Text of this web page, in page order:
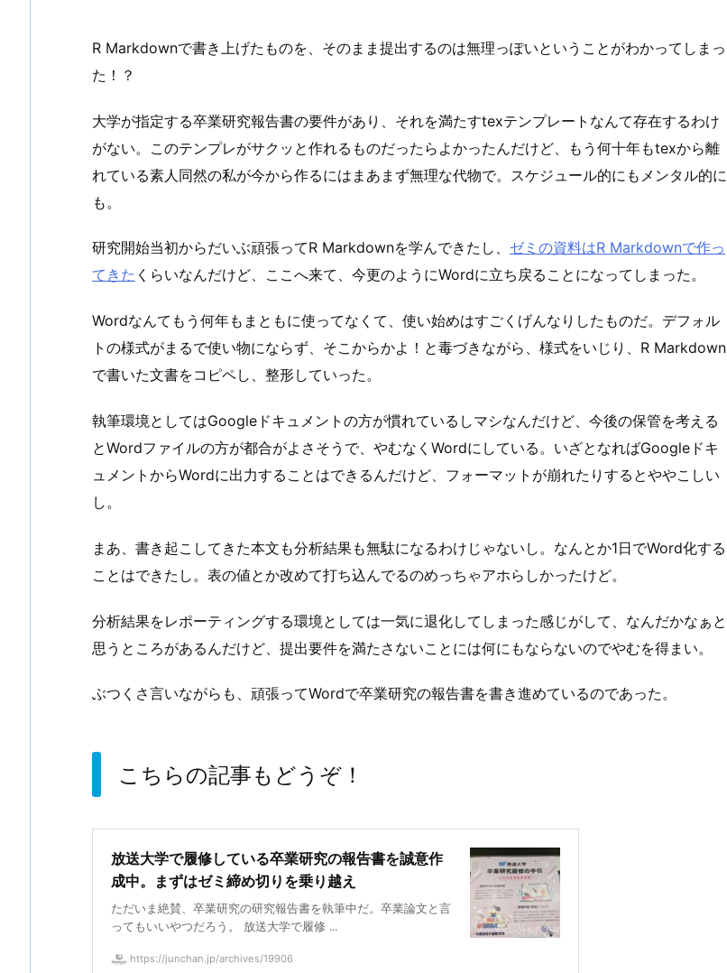
R Markdownで書き上げたものを、そのまま提出するのは無理っぽいということがわかってしまっ
た！？
大学が指定する卒業研究報告書の要件があり、それを満たすtexテンプレートなんて存在するわけ
がない。このテンプレがサクッと作れるものだったらよかったんだけど、もう何十年もtexから離
れている素人同然の私が今から作るにはまあまず無理な代物で。スケジュール的にもメンタル的に
も。
研究開始当初からだいぶ頑張ってR Markdownを学んできたし、 ゼミの資料はR Markdownで作っ
てきた くらいなんだけど、ここへ来て、今更のようにWordに立ち戻ることになってしまった。
Wordなんてもう何年もまともに使ってなくて、使い始めはすごくげんなりしたものだ。デフォル
トの様式がまるで使い物にならず、そこからかよ！と毒づきながら、様式をいじり、R Markdown
で書いた文書をコピペし、整形していった。
執筆環境としてはGoogleドキュメントの方が慣れているしマシなんだけど、今後の保管を考える
とWordファイルの方が都合がよさそうで、やむなくWordにしている。いざとなればGoogleドキ
ュメントからWordに出力することはできるんだけど、フォーマットが崩れたりするとややこしい
し。
まあ、書き起こしてきた本文も分析結果も無駄になるわけじゃないし。なんとか1日でWord化する
ことはできたし。表の値とか改めて打ち込んでるのめっちゃアホらしかったけど。
分析結果をレポーティングする環境としては一気に退化してしまった感じがして、なんだかなぁと
思うところがあるんだけど、提出要件を満たさないことには何にもならないのでやむを得まい。
ぶつくさ言いながらも、頑張ってWordで卒業研究の報告書を書き進めているのであった。
こちらの記事もどうぞ！
放送大学で履修している卒業研究の報告書を誠意作
成中。まずはゼミ締め切りを乗り越え
ただいま絶賛、卒業研究の研究報告書を執筆中だ。卒業論文と言
ってもいいやつだろう。 放送大学で履修 ...
https://junchan.jp/archives/19906